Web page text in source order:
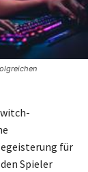
für
Spieler